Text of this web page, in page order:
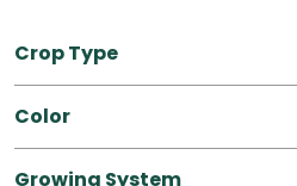
Crop Type
Color
Growing System